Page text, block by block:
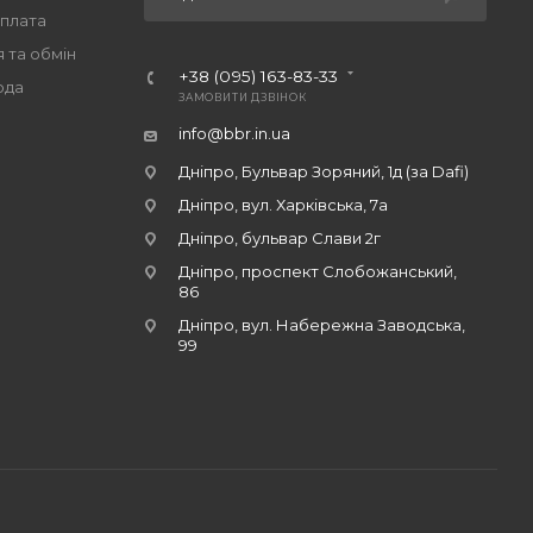
обмін
+38 (095) 163-83-33
ЗАМОВИТИ ДЗВІНОК
info@bbr.in.ua
Дніпро, Бульвар Зоряний, 1д (за Dafi)
Дніпро, вул. Харківська, 7а
Дніпро, бульвар Слави 2г
Дніпро, проспект Слобожанський,
86
Дніпро, вул. Набережна Заводська,
99